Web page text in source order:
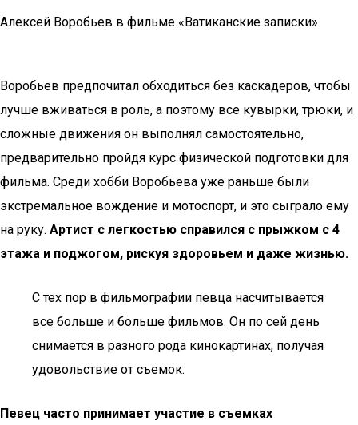
Алексей Воробьев в фильме «Ватиканские записки»
Воробьев предпочитал обходиться без каскадеров, чтобы
лучше вживаться в роль, а поэтому все кувырки, трюки, и
сложные движения он выполнял самостоятельно,
предварительно пройдя курс физической подготовки для
фильма. Среди хобби Воробьева уже раньше были
экстремальное вождение и мотоспорт, и это сыграло ему
на руку. Артист с легкостью справился с прыжком с 4
этажа и поджогом, рискуя здоровьем и даже жизнью.
С тех пор в фильмографии певца насчитывается
все больше и больше фильмов. Он по сей день
снимается в разного рода кинокартинах, получая
удовольствие от съемок.
Певец часто принимает участие в съемках